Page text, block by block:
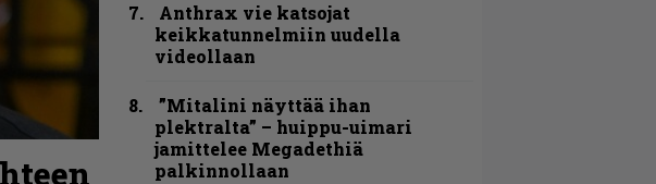
Anthrax vie katsojat
keikkatunnelmiin uudella
videollaan
”Mitalini näyttää ihan
plektralta” – huippu-uimari
jamittelee Megadethiä
palkinnollaan